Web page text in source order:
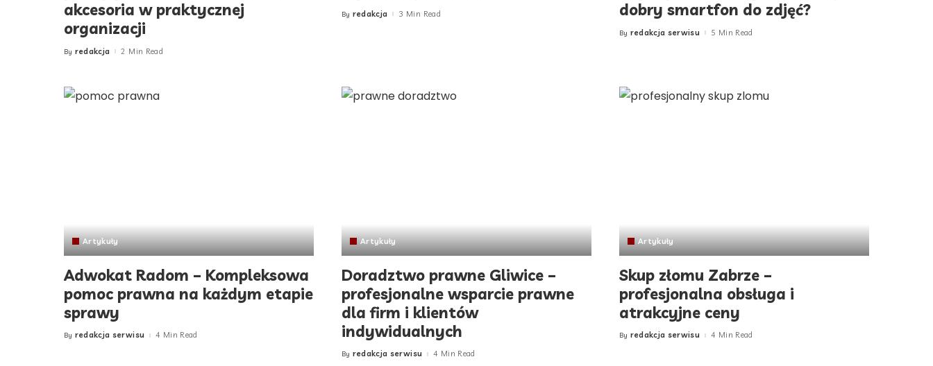
akcesoria w praktycznej
organizacji
Posted
By redakcja 2 Min Read
Posted
By redakcja 3 Min Read
dobry smartfon do zdjęć?
Posted
By redakcja serwisu 5 Min Read
Artykuły
Adwokat Radom – Kompleksowa
pomoc prawna na każdym etapie
sprawy
Posted
By redakcja serwisu 4 Min Read
Artykuły
Doradztwo prawne Gliwice –
profesjonalne wsparcie prawne
dla firm i klientów
indywidualnych
Posted
By redakcja serwisu 4 Min Read
Artykuły
Skup złomu Zabrze –
profesjonalna obsługa i
atrakcyjne ceny
Posted
By redakcja serwisu 4 Min Read